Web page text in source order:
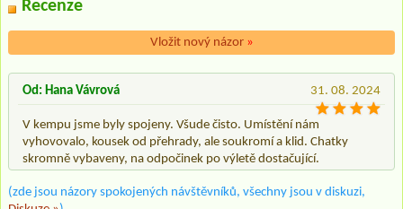
Recenze
Vložit nový názor »
31. 08. 2024
Od: Hana Vávrová
V kempu jsme byly spojeny. Všude čisto. Umístění nám
vyhovovalo, kousek od přehrady, ale soukromí a klid. Chatky
skromně vybaveny, na odpočinek po výletě dostačující.
(zde jsou názory spokojených návštěvníků, všechny jsou v diskuzi,